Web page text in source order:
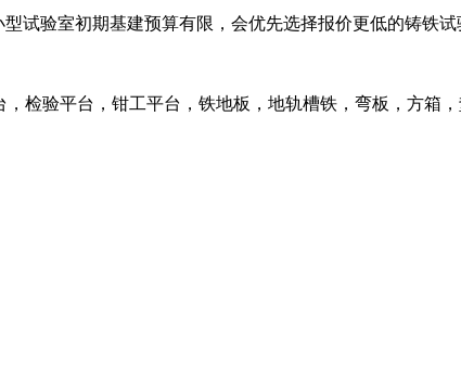
试验室初期基建预算有限，会优先选择报价更低的铸铁
检验平台，钳工平台，铁地板，地轨槽铁，弯板，方箱